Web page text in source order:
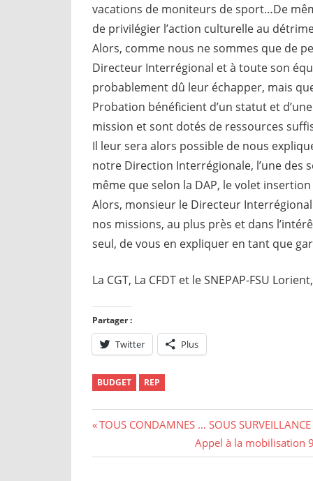
vacations de moniteurs de sport…De
de privilégier l’action culturelle au
Alors, comme nous ne sommes que de
Directeur Interrégional et à toute son
probablement dû leur échapper, mais
Probation bénéficient d’un statut et
mission et sont dotés de ressources
Il leur sera alors possible de nous
notre Direction Interrégionale, l’une des
même que selon la DAP, le volet
Alors, monsieur le Directeur
nos missions, au plus près et dans
seul, de vous en expliquer en tant que
La CGT, La CFDT et le SNEPAP-FSU
Partager :
Twitter Plus
BUDGET REP
Navigation
de
Previous
TOUS CONDAMNES … SOUS
Next
Post:
Appel à la mobilisation 9